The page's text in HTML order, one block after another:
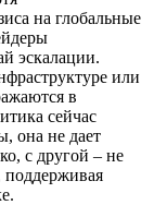
на глобальные
эскалации.
или
в
сейчас
она не дает
с другой – не
поддерживая